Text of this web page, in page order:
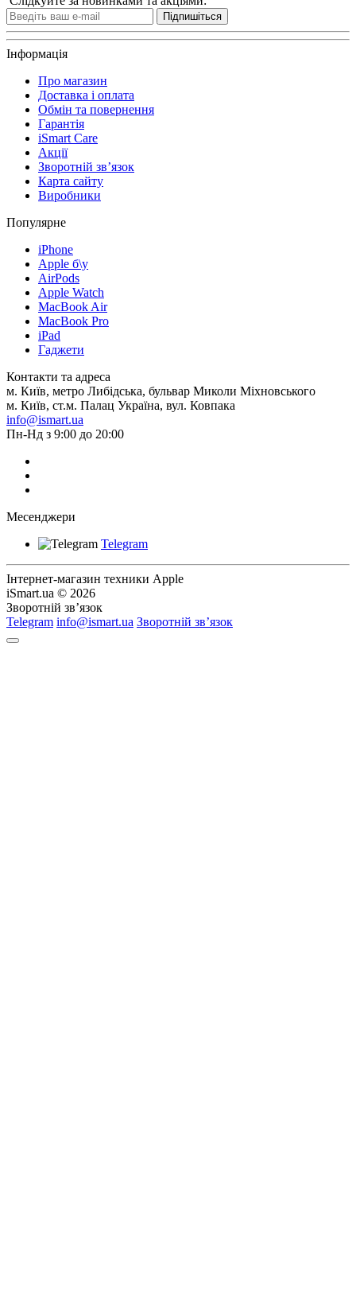
Підпишіться
Інформація
Про магазин
Доставка і оплата
Обмін та повернення
Гарантія
iSmart Care
Акції
Зворотній зв’язок
Карта сайту
Виробники
Популярне
iPhone
Apple б\у
AirPods
Apple Watch
MacBook Air
MacBook Pro
iPad
Гаджети
Контакти та адреса
м. Київ, метро Либідська, бульвар Миколи Міхновського
м. Київ, ст.м. Палац Україна, вул. Ковпака
info@ismart.ua
Пн-Нд з 9:00 до 20:00
Месенджери
Telegram
Інтернет-магазин техники Apple
iSmart.ua © 2026
Зворотній зв’язок
Telegram info@ismart.ua Зворотній зв’язок